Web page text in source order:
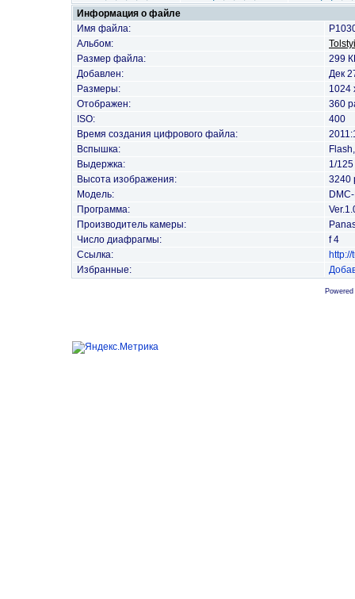
Информация о файле
Имя файла:
Альбом:
Tolstyi
Размер файла:
299
Добавлен:
Дек
Размеры:
1024
Отображен:
360
ISO:
400
Время создания цифрового файла:
Вспышка:
Выдержка:
1/
Высота изображения:
3240
Модель:
Программа:
Производитель камеры:
Число диафрагмы:
f 4
Ссылка:
Избранные: